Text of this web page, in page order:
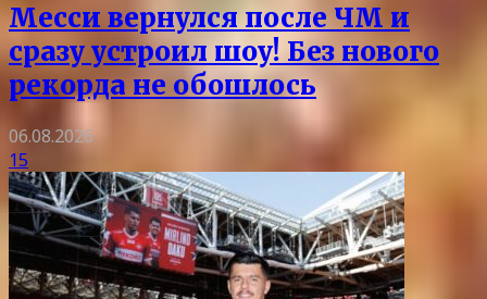
Месси вернулся после ЧМ и
сразу устроил шоу! Без нового
рекорда не обошлось
06.08.2026
15